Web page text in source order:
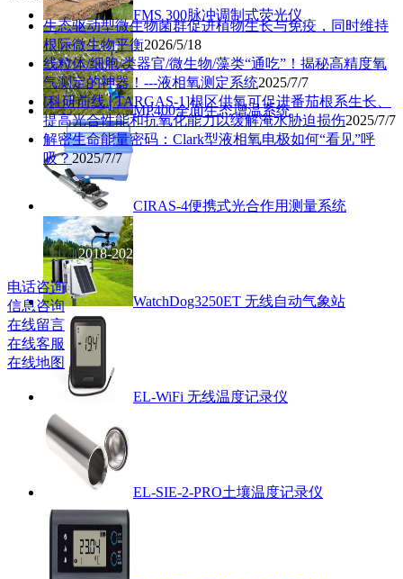
FMS 300脉冲调制式荧光仪
MP400全面生态增温系统
CIRAS-4便携式光合作用测量系统
WatchDog3250ET 无线自动气象站
EL-WiFi 无线温度记录仪
EL-SIE-2-PRO土壤温度记录仪
生态驱动型微生物菌群促进植物生长与免疫，同时维持
根际微生物平衡2026/5/18
线粒体/细胞/类器官/微生物/藻类“通吃”！揭秘高精度氧
气测定的神器！---液相氧测定系统2025/7/7
[科研前线│TARGAS-1]根区供氧可促进番茄根系生长、
提高光合性能和抗氧化能力以缓解淹水胁迫损伤2025/7/7
解密生命能量密码：Clark型液相氧电极如何“看见”呼
吸？2025/7/7
北京
2018-2021 版权
电话咨询
信息咨询
在线留言
在线客服
在线地图